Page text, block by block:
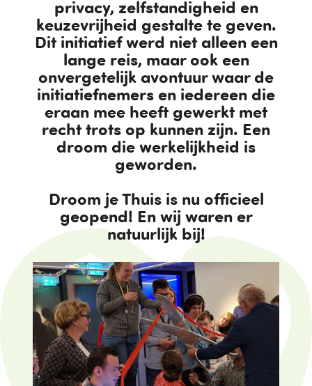
privacy, zelfstandigheid en
keuzevrijheid gestalte te geven.
Dit initiatief werd niet alleen een
lange reis, maar ook een
onvergetelijk avontuur waar de
initiatiefnemers en iedereen die
eraan mee heeft gewerkt met
recht trots op kunnen zijn. Een
droom die werkelijkheid is
geworden.
Droom je Thuis is nu officieel
geopend! En wij waren er
natuurlijk bij!